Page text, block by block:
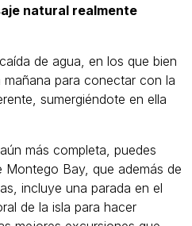
natural realmente
de agua, en los que bien
para conectar con la
sumergiéndote en ella
más completa, puedes
Bay, que además de
incluye una parada en el
de la isla para hacer